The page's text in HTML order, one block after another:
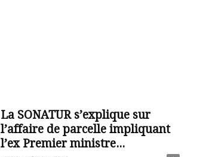
La SONATUR s’explique sur
l’affaire de parcelle impliquant
l’ex Premier ministre...